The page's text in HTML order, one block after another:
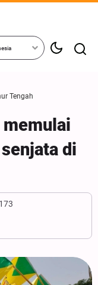
Tengah
di